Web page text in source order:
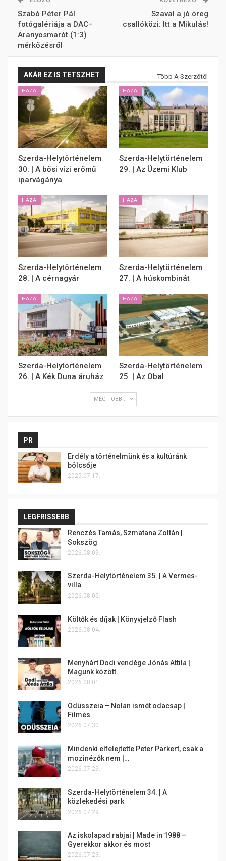
Szabó Péter Pál
fotógalériája a DAC–
Aranyosmarót (1:3)
mérkőzésről
Szaval a jó öreg
csallóközi: Itt a Mikulás!
AKÁR EZ IS TETSZHET Több A Szerzőtől
HAZAI
Szerda-Helytörténelem
30. | A bősi vízi erőmű
iparvágánya
HAZAI
Szerda-Helytörténelem
29. | Az Üzemi Klub
HAZAI
Szerda-Helytörténelem
28. | A cérnagyár
HAZAI
Szerda-Helytörténelem
27. | A húskombinát
HAZAI
Szerda-Helytörténelem
26. | A Kék Duna áruház
HAZAI
Szerda-Helytörténelem
25. | Az Obal
MÉG TÖBB...
PR
Erdély a történelmünk és a kultúránk
bölcsője
2025.07.17.
LEGFRISSEBB
Renczés Tamás, Szmatana Zoltán |
Sokszög
2026.08.09.
Szerda-Helytörténelem 35. | A Vermes-
villa
2026.08.05.
Költők és díjak | Könyvjelző Flash
2026.08.04.
Menyhárt Dodi vendége Jónás Attila |
Magunk között
2026.08.01.
Odüsszeia – Nolan ismét odacsap |
Filmes
2026.07.30.
Mindenki elfelejtette Peter Parkert, csak a
mozinézők nem |…
2026.07.29.
Szerda-Helytörténelem 34. | A
közlekedési park
2026.07.29.
Az iskolapad rabjai | Made in 1988 –
Gyerekkor akkor és most
2026.07.29.